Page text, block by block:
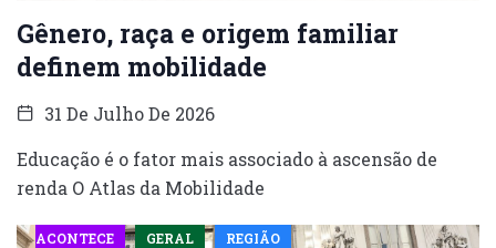
Gênero, raça e origem familiar
definem mobilidade
31 De Julho De 2026
Educação é o fator mais associado à ascensão de
renda O Atlas da Mobilidade
ACONTECE GERAL REGIÃO